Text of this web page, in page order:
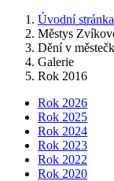
Úvodní stránka
Městys
Dění v
Galerie
Rok 2016
Rok 2026
Rok 2025
Rok 2024
Rok 2023
Rok 2022
Rok 2020